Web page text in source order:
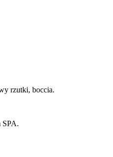
rzutki, boccia.
SPA.